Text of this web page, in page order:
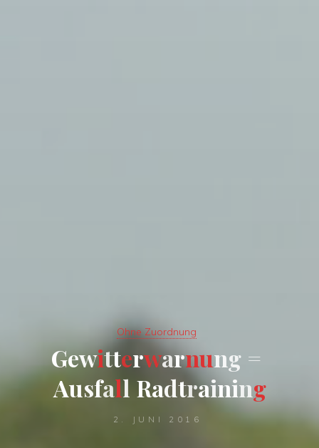
Ohne Zuordnung
Gewitterwarnung =
Ausfall Radtraining
2. JUNI 2016